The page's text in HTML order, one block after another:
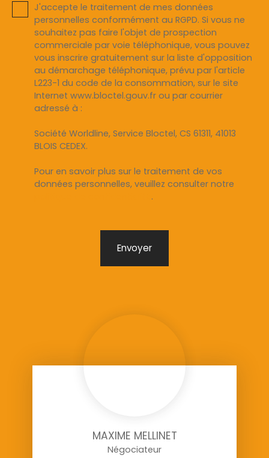
J'accepte le traitement de mes données
personnelles conformément au RGPD. Si vous ne
souhaitez pas faire l'objet de prospection
commerciale par voie téléphonique, vous pouvez
vous inscrire gratuitement sur la liste d'opposition
au démarchage téléphonique, prévu par l'article
L223-1 du code de la consommation, sur le site
Internet www.bloctel.gouv.fr ou par courrier
adressé à :
Société Worldline, Service Bloctel, CS 61311, 41013
BLOIS CEDEX.
Pour en savoir plus sur le traitement de vos
données personnelles, veuillez consulter notre
.
Envoyer
MAXIME MELLINET
Négociateur